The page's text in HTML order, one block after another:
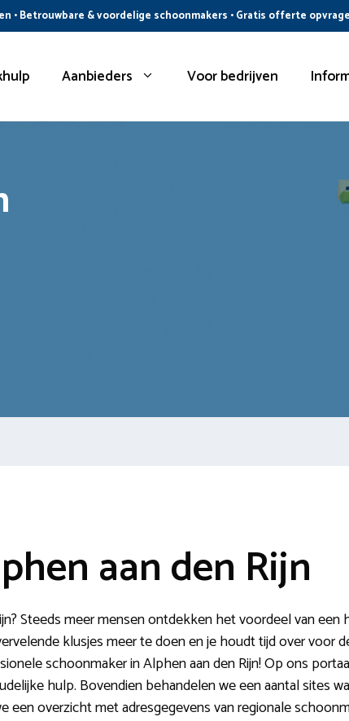
• Betrouwbare & voordelige schoonmakers • Gratis offerte
Aanbieders Voor bedrijven
aan den Rijn
Steeds meer mensen ontdekken het voordeel van
klusjes meer te doen en je houdt tijd over voor
schoonmaker in Alphen aan den Rijn! Op ons
hulp. Bovendien behandelen we een aantal sites
overzicht met adresgegevens van regionale